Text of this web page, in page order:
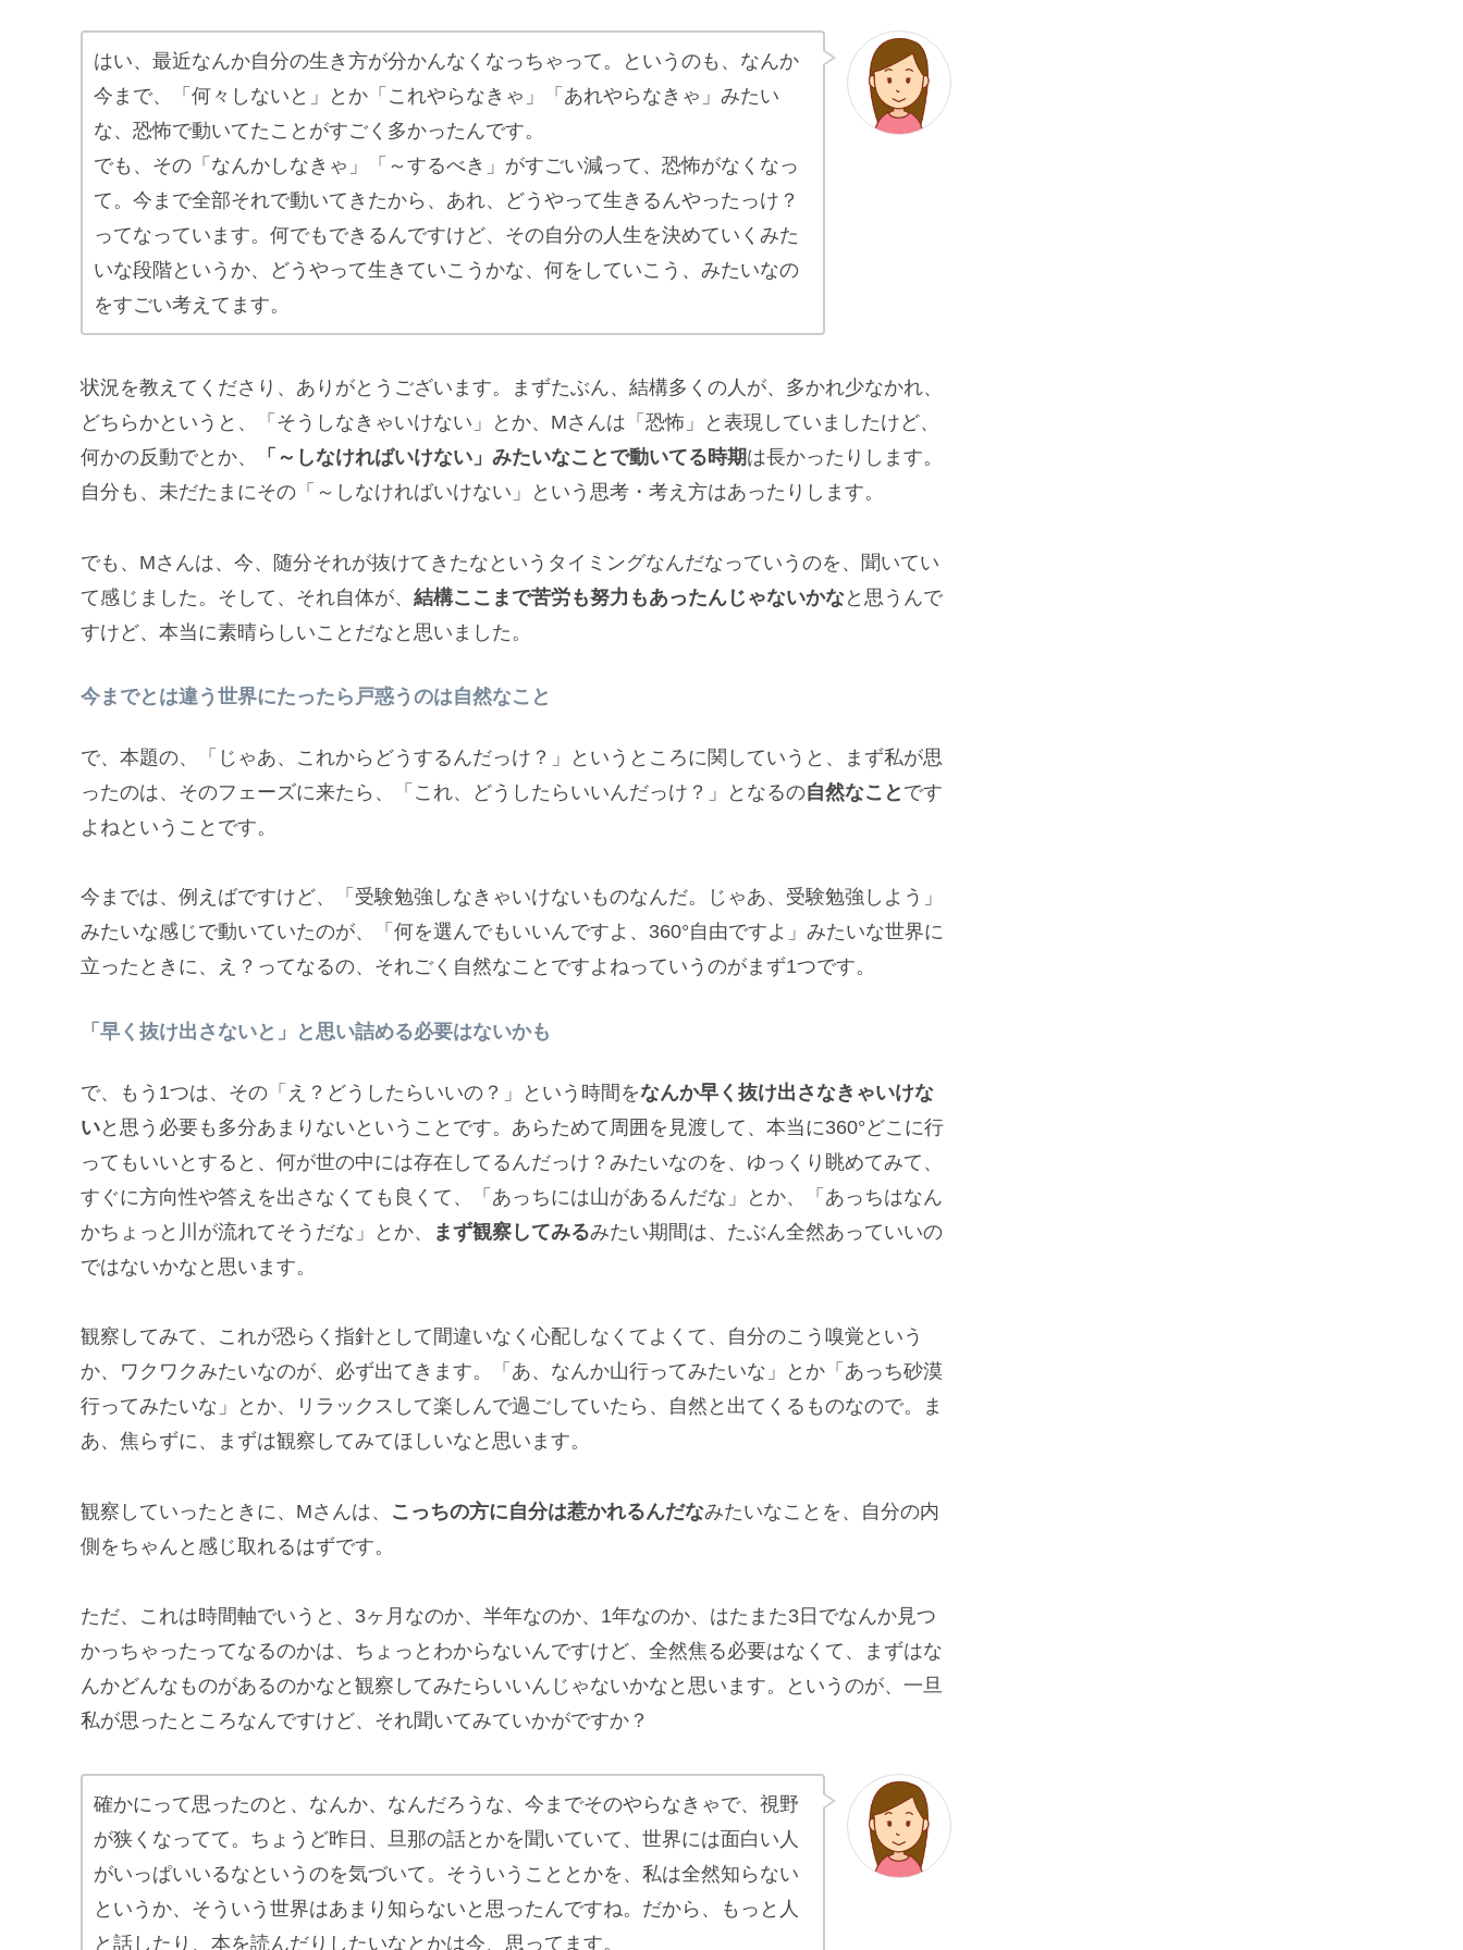
はい、最近なんか自分の生き方が分かんなくなっちゃって。というのも、なんか
今まで、「何々しないと」とか「これやらなきゃ」「あれやらなきゃ」みたい
な、恐怖で動いてたことがすごく多かったんです。
でも、その「なんかしなきゃ」「～するべき」がすごい減って、恐怖がなくなっ
て。今まで全部それで動いてきたから、あれ、どうやって生きるんやったっけ？
ってなっています。何でもできるんですけど、その自分の人生を決めていくみた
いな段階というか、どうやって生きていこうかな、何をしていこう、みたいなの
をすごい考えてます。
状況を教えてくださり、ありがとうございます。まずたぶん、結構多くの人が、多かれ少なかれ、
どちらかというと、「そうしなきゃいけない」とか、Mさんは「恐怖」と表現していましたけど、
何かの反動でとか、
「～しなければいけない」みたいなことで動いてる時期は長かったりします。
自分も、未だたまにその「～しなければいけない」という思考・考え方はあったりします。
でも、Mさんは、今、随分それが抜けてきたなというタイミングなんだなっていうのを、聞いてい
て感じました。そして、それ自体が、 結構ここまで苦労も努力もあったんじゃないかなと思うんで
すけど、本当に素晴らしいことだなと思いました。
今までとは違う世界にたったら戸惑うのは自然なこと
で、本題の、「じゃあ、これからどうするんだっけ？」というところに関していうと、まず私が思
ったのは、そのフェーズに来たら、「これ、どうしたらいいんだっけ？」となるの自然なこと です
よねということです。
今までは、例えばですけど、「受験勉強しなきゃいけないものなんだ。じゃあ、受験勉強しよう」
みたいな感じで動いていたのが、「何を選んでもいいんですよ、360°自由ですよ」みたいな世界に
立ったときに、え？ってなるの、それごく自然なことですよねっていうのがまず1つです。
「早く抜け出さないと」と思い詰める必要はないかも
で、もう1つは、その「え？どうしたらいいの？」という時間をなんか早く抜け出さなきゃいけな
いと思う必要も多分あまりないということです。あらためて周囲を見渡して、本当に360°どこに行
ってもいいとすると、何が世の中には存在してるんだっけ？みたいなのを、ゆっくり眺めてみて、
すぐに方向性や答えを出さなくても良くて、「あっちには山があるんだな」とか、「あっちはなん
かちょっと川が流れてそうだな」とか、
まず観察してみるみたい期間は、たぶん全然あっていいの
ではないかなと思います。
観察してみて、これが恐らく指針として間違いなく心配しなくてよくて、自分のこう嗅覚という
か、ワクワクみたいなのが、必ず出てきます。「あ、なんか山行ってみたいな」とか「あっち砂漠
行ってみたいな」とか、リラックスして楽しんで過ごしていたら、自然と出てくるものなので。ま
あ、焦らずに、まずは観察してみてほしいなと思います。
観察していったときに、Mさんは、 こっちの方に自分は惹かれるんだなみたいなことを、自分の内
側をちゃんと感じ取れるはずです。
ただ、これは時間軸でいうと、3ヶ月なのか、半年なのか、1年なのか、はたまた3日でなんか見つ
かっちゃったってなるのかは、ちょっとわからないんですけど、全然焦る必要はなくて、まずはな
んかどんなものがあるのかなと観察してみたらいいんじゃないかなと思います。というのが、一旦
私が思ったところなんですけど、それ聞いてみていかがですか？
確かにって思ったのと、なんか、なんだろうな、今までそのやらなきゃで、視野
が狭くなってて。ちょうど昨日、旦那の話とかを聞いていて、世界には面白い人
がいっぱいいるなというのを気づいて。そういうこととかを、私は全然知らない
というか、そういう世界はあまり知らないと思ったんですね。だから、もっと人
と話したり、本を読んだりしたいなとかは今、思ってます。